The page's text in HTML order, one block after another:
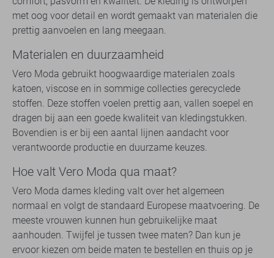
met oog voor detail en wordt gemaakt van materialen die
prettig aanvoelen en lang meegaan.
Materialen en duurzaamheid
Vero Moda gebruikt hoogwaardige materialen zoals
katoen, viscose en in sommige collecties gerecyclede
stoffen. Deze stoffen voelen prettig aan, vallen soepel en
dragen bij aan een goede kwaliteit van kledingstukken.
Bovendien is er bij een aantal lijnen aandacht voor
verantwoorde productie en duurzame keuzes.
Hoe valt Vero Moda qua maat?
Vero Moda dames kleding valt over het algemeen
normaal en volgt de standaard Europese maatvoering. De
meeste vrouwen kunnen hun gebruikelijke maat
aanhouden. Twijfel je tussen twee maten? Dan kun je
ervoor kiezen om beide maten te bestellen en thuis op je